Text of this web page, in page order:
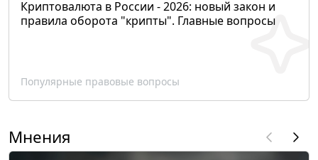
Криптовалюта в России - 2026: новый закон и
правила оборота "крипты". Главные вопросы
Популярные правовые вопросы
Мнения